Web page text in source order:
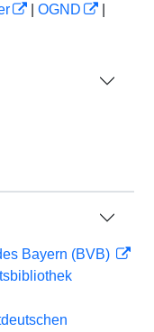
OGND
Bayern (BVB)